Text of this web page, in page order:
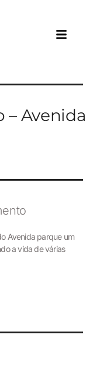
Avenida
Avenida parque um
a vida de várias